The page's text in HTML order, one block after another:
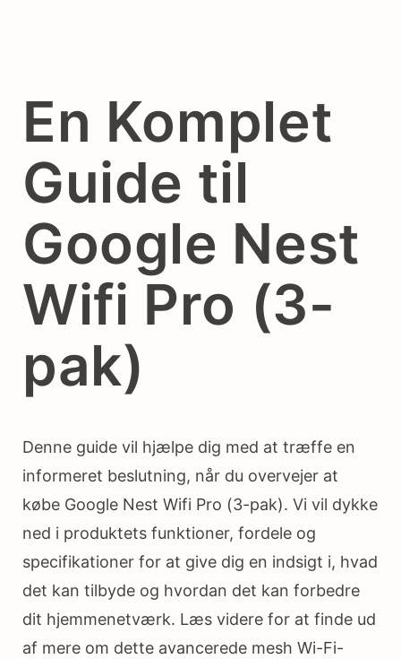
En Komplet
Guide til
Google Nest
Wifi Pro (3-
pak)
Denne guide vil hjælpe dig med at træffe en
informeret beslutning, når du overvejer at
købe Google Nest Wifi Pro (3-pak). Vi vil dykke
ned i produktets funktioner, fordele og
specifikationer for at give dig en indsigt i, hvad
det kan tilbyde og hvordan det kan forbedre
dit hjemmenetværk. Læs videre for at finde ud
af mere om dette avancerede mesh Wi-Fi-